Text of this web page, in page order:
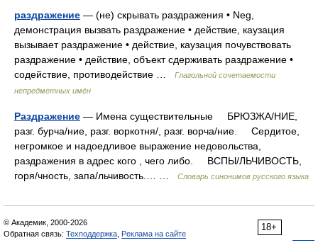
раздражение — (не) скрывать раздражения • Neg,
демонстрация вызвать раздражение • действие, каузация
вызывает раздражение • действие, каузация почувствовать
раздражение • действие, объект сдерживать раздражение •
содействие, противодействие …
Глагольной сочетаемости
непредметных имён
Раздражение — Имена существительные БРЮЗЖА/НИЕ,
разг. бурча/ние, разг. воркотня/, разг. ворча/ние. Сердитое,
негромкое и надоедливое выражение недовольства,
раздражения в адрес кого , чего либо. ВСПЫ/ЛЬЧИВОСТЬ,
горя/чность, запа/льчивость.… …
Словарь синонимов русского языка
18+
© Академик, 2000-2026
Обратная связь: Техподдержка Реклама на сайте